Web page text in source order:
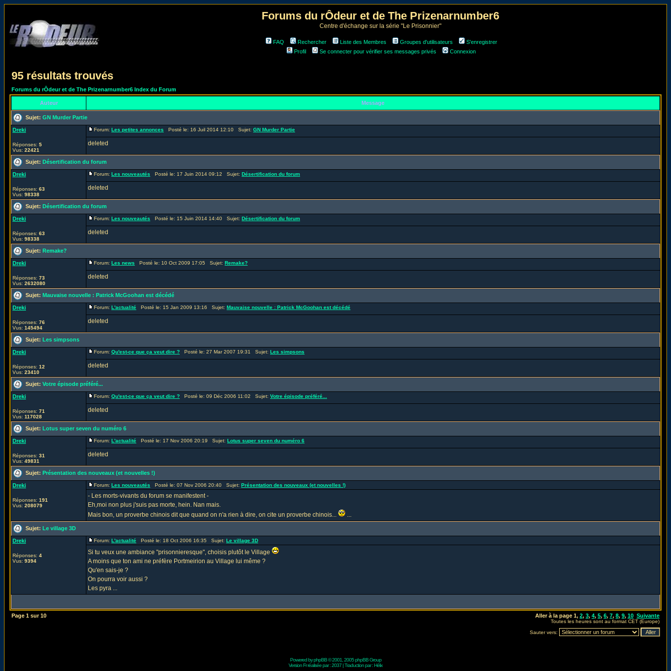
Forums du rÔdeur et de The Prizenarnumber6
Centre d'échange sur la série "Le Prisonnier"
FAQ Rechercher Liste des Membres Groupes d'utilisateurs
S'enregistrer
Profil
Se connecter pour vérifier ses messages privés Connexion
95 résultats trouvés
Forums du rÔdeur et de The Prizenarnumber6 Index du Forum
Auteur Message
Sujet: GN Murder Partie
Dreki
Réponses: 5
Vus: 22421
Forum: Les petites annonces Posté le: 16 Juil 2014 12:10 Sujet: GN Murder Partie
deleted
Sujet: Désertification du forum
Dreki
Réponses: 63
Vus: 98338
Forum: Les nouveautés Posté le: 17 Juin 2014 09:12 Sujet: Désertification du forum
deleted
Sujet: Désertification du forum
Dreki
Réponses: 63
Vus: 98338
Forum: Les nouveautés Posté le: 15 Juin 2014 14:40 Sujet: Désertification du forum
deleted
Sujet: Remake?
Dreki
Réponses: 73
Vus: 2632080
Forum: Les news Posté le: 10 Oct 2009 17:05 Sujet: Remake?
deleted
Sujet: Mauvaise nouvelle : Patrick McGoohan est décédé
Dreki
Réponses: 76
Vus: 145494
Forum: L'actualité Posté le: 15 Jan 2009 13:16 Sujet: Mauvaise nouvelle : Patrick McGoohan est décédé
deleted
Sujet: Les simpsons
Dreki
Réponses: 12
Vus: 23410
Forum: Qu'est-ce que ça veut dire ? Posté le: 27 Mar 2007 19:31 Sujet: Les simpsons
deleted
Sujet: Votre épisode préféré...
Dreki
Réponses: 71
Vus: 117028
Forum: Qu'est-ce que ça veut dire ? Posté le: 09 Déc 2006 11:02 Sujet: Votre épisode préféré...
deleted
Sujet: Lotus super seven du numéro 6
Dreki
Réponses: 31
Vus: 49831
Forum: L'actualité Posté le: 17 Nov 2006 20:19 Sujet: Lotus super seven du numéro 6
deleted
Sujet: Présentation des nouveaux (et nouvelles !)
Dreki
Réponses: 191
Vus: 208079
Forum: Les nouveautés Posté le: 07 Nov 2006 20:40 Sujet: Présentation des nouveaux (et nouvelles !)
- Les morts-vivants du forum se manifestent -
Eh,moi non plus j'suis pas morte, hein. Nan mais.
Mais bon, un proverbe chinois dit que quand on n'a rien à dire, on cite un proverbe chinois...
...
Sujet: Le village 3D
Dreki
Réponses: 4
Vus: 9394
Forum: L'actualité Posté le: 18 Oct 2006 16:35 Sujet: Le village 3D
Si tu veux une ambiance "prisonnieresque", choisis plutôt le Village
A moins que ton ami ne préfère Portmeirion au Village lui même ?
Qu'en sais-je ?
On pourra voir aussi ?
Les pyra ...
Page 1 sur10 Aller à la page 1, 2, 3, 4, 5, 6, 7, 8, 9, 10 Suivante
Toutes les heures sont au format CET (Europe)
Sauter vers:
Powered byphpBB© 2001, 2005 phpBB Group
Version Fr réalisée par :2037 | Traduction par :Hélix